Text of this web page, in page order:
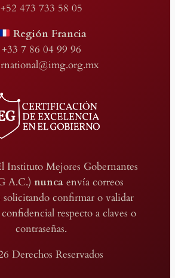
+52 473 733 58 05
Región Francia
+33 7 86 04 99 96
Instituto Mejores Gobernantes
A.C.) nunca envía correos
solicitando confirmar o validar
respecto a claves o
contraseñas.
Derechos Reservados